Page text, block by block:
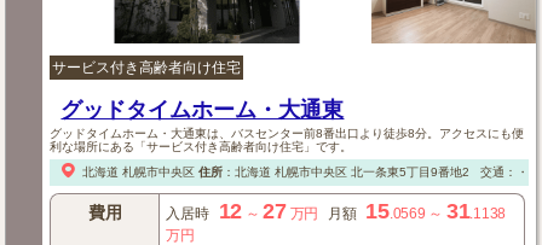
サービス付き高齢者向け住宅
グッドタイムホーム・大通東
グッドタイムホーム・大通東は、バスセンター前8番出口より徒歩8分。アクセスにも便
利な場所にある「サービス付き高齢者向け住宅」です。
北海道 札幌市中央区 住所： 北海道 札幌市中央区北一条東5丁目9番地2 交通：・
費用 入居時 12 ～27 万円 月額 15.0569 ～ 31.1138
万円